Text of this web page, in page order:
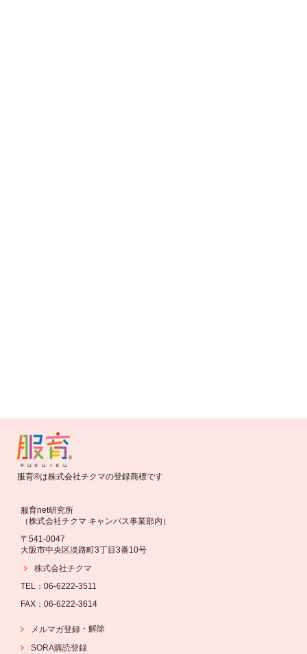
服育®は株式会社チクマの登録商標です
服育net研究所
（株式会社チクマ キャンパス事業部内）
〒541-0047
大阪市中央区淡路町3丁目3番10号
株式会社チクマ
TEL：06-6222-3511
FAX：06-6222-3614
メルマガ登録 ・ 解除
SORA購読登録